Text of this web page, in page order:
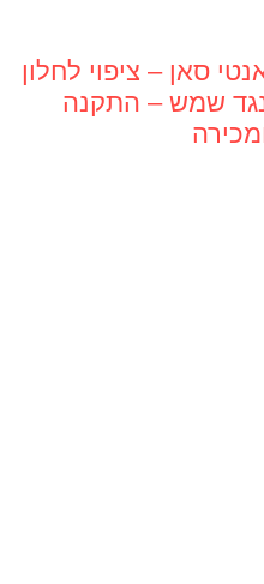
סאן – ציפוי לחלון
שמש – התקנה